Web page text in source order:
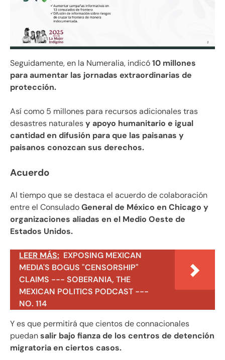
Seguidamente, en la Numeralia, indicó10 millones
para aumentar las jornadas extraordinarias de
protección.
Así como 5 millones para recursos adicionales tras
desastres naturalesy apoyo humanitario e igual
cantidad en difusión para que las paisanas y
paisanos conozcan sus derechos.
Acuerdo
Al tiempo que se destaca el acuerdo de colaboración
entre el ConsuladoGeneral de México en Chicago y
organizaciones aliadas en el Medio Oeste de
Estados Unidos.
LEER MÁS: EXPOSING MEXICAN
MEDIA'S BOGUS "CENSORSHIP"
CLAIMS --- SOBERANIA, THE
MEXICAN POLITICS PODCAST ---
NO. 114
Y es que permitirá que cientos de connacionales
puedansalir bajo fianza de los centros de detención
migratoria en ciertos casos.